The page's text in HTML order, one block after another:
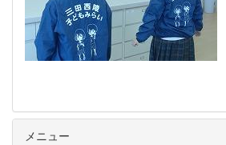
メニュー